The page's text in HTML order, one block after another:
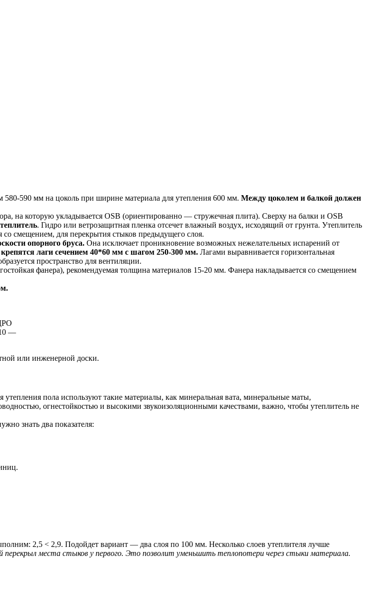
590 мм на цоколь при ширине материала для утепления 600 мм. Между цоколем и балкой должен
на которую укладывается OSB (ориентированно — стружечная плита). Сверху на балки и OSB
. Гидро или ветрозащитная пленка отсечет влажный воздух, исходящий от грунта. Утеплитель
смещением, для перекрытия стыков предыдущего слоя.
опорного бруса. Она исключает проникновение возможных нежелательных испарений от
лаги сечением 40*60 мм с шагом 250-300 мм. Лагами выравнивается горизонтальная
пространство для вентиляции.
фанера), рекомендуемая толщина материалов 15-20 мм. Фанера накладывается со смещением
—
или инженерной доски.
пола используют такие материалы, как минеральная вата, минеральные маты,
огнестойкостью и высокими звукоизоляционными качествами, важно, чтобы утеплитель не
знать два показателя:
2,5 < 2,9. Подойдет вариант — два слоя по 100 мм. Несколько слоев утеплителя лучше
места стыков у первого. Это позволит уменьшить теплопотери через стыки материала.